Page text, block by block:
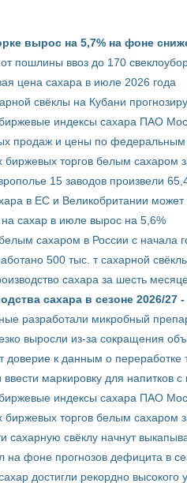
вырос на 5,7% на фоне
пошлины ввоз до 170
цена сахара в июле 2026 года
свёклы на Кубани
индексы сахара ПАО
продаж и цены по федеральным
биржевых торгов белым сахаром
15 заводов произвели
в ЕС и Великобритании
сахар в июле вырос на 5,6%
сахаром в России с начала
500 тыс. т сахарной
сахара за шесть
сахара в сезоне 2026/
разработали микробный
выросли из-за сокращения
доверие к данным о переработке
маркировку для напитков
индексы сахара ПАО
биржевых торгов белым сахаром
сахарную свёклу начнут
на фоне прогнозов дефицита в
достигли рекордно высокого